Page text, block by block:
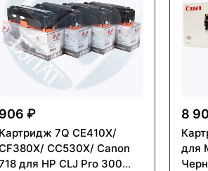
906 ₽
Картридж 7Q CE410X/
CC530X/ Canon
для HP CLJ Pro 300
8
для